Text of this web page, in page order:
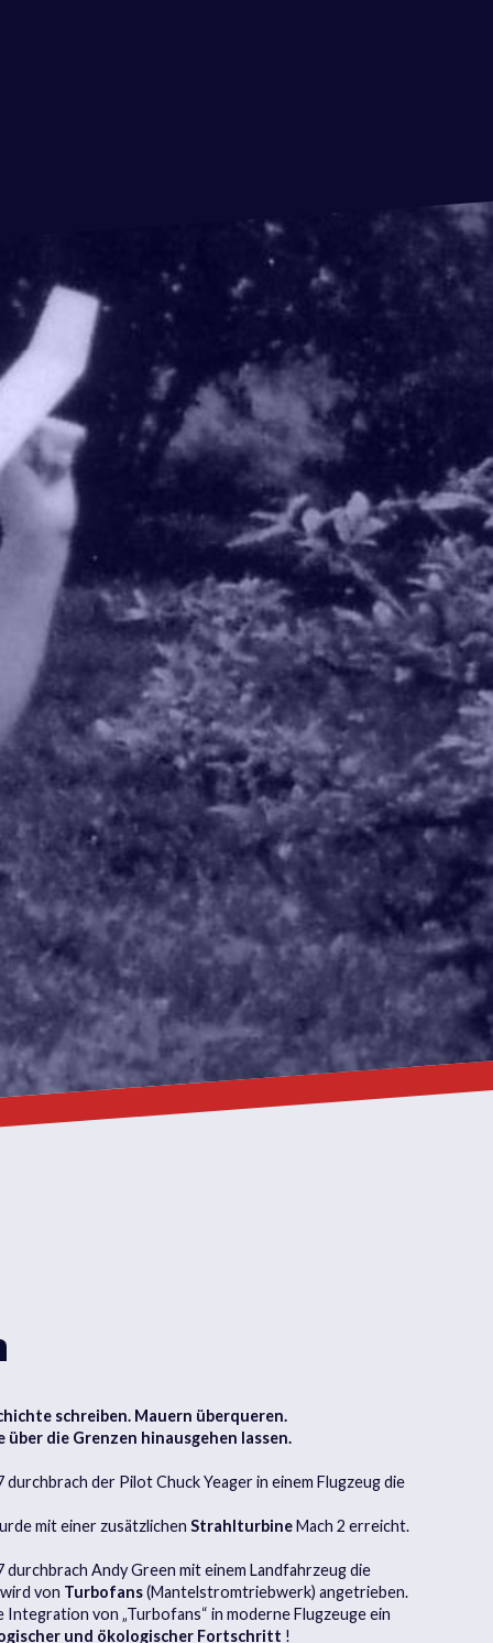
MANAGER,
schreiben. Mauern überqueren.
über die Grenzen hinausgehen lassen.
der Pilot Chuck Yeager in einem Flugzeug die
mit einer zusätzlichen StrahlturbineMach 2 erreicht.
durchbrach Andy Green mit einem Landfahrzeug die
von Turbofans(Mantelstromtriebwerk) angetrieben.
Integration von „Turbofans“ in moderne Flugzeuge ein
und ökologischer Fortschritt !